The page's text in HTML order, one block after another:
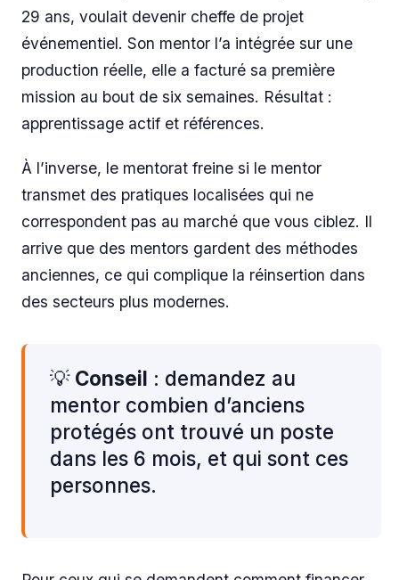
29 ans, voulait devenir cheffe de projet
événementiel. Son mentor l’a intégrée sur une
production réelle, elle a facturé sa première
mission au bout de six semaines. Résultat :
apprentissage actif et références.
À l’inverse, le mentorat freine si le mentor
transmet des pratiques localisées qui ne
correspondent pas au marché que vous ciblez. Il
arrive que des mentors gardent des méthodes
anciennes, ce qui complique la réinsertion dans
des secteurs plus modernes.
💡 Conseil : demandez au
mentor combien d’anciens
protégés ont trouvé un poste
dans les 6 mois, et qui sont ces
personnes.